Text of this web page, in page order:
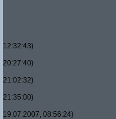
12:32:43)
20:27:40)
21:02:32)
21:35:00)
19.07.2007, 08:56:24)